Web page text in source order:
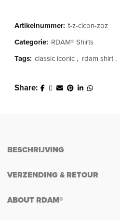
Artikelnummer: t-z-cicon-zoz
Categorie: RDAM® Shirts
Tags: classic iconic , rdam shirt ,
Share
BESCHRIJVING
VERZENDING & RETOUR
ABOUT RDAM®